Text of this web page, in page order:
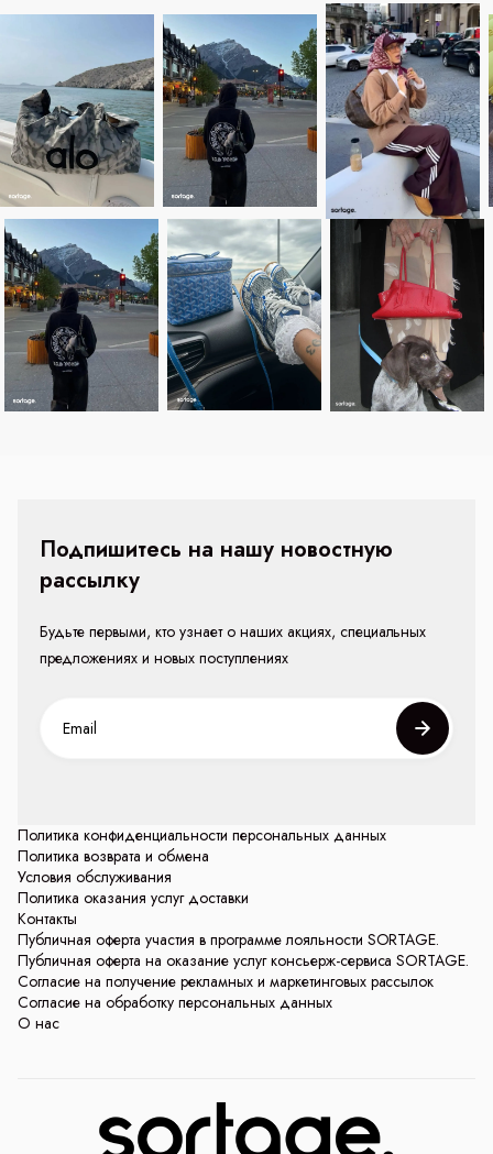
Политика конфиденциальности персональных данных
Политика возврата и обмена
Условия обслуживания
Политика оказания услуг доставки
Контакты
Публичная оферта участия в программе лояльности SORTAGE.
Публичная оферта на оказание услуг консьерж-сервиса SORTAGE.
Согласие на получение рекламных и маркетинговых рассылок
Согласие на обработку персональных данных
О нас
Подпишитесь на нашу новостную
рассылку
Будьте первыми, кто узнает о наших акциях, специальных
предложениях и новых поступлениях